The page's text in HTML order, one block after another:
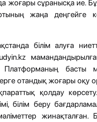
жоғары сұранысқа ие. Бұл
жаңа деңгейге
білім алуға
Платформаның басты
отандық жоғары оқу
қолдау
білім беру
жинақталған.